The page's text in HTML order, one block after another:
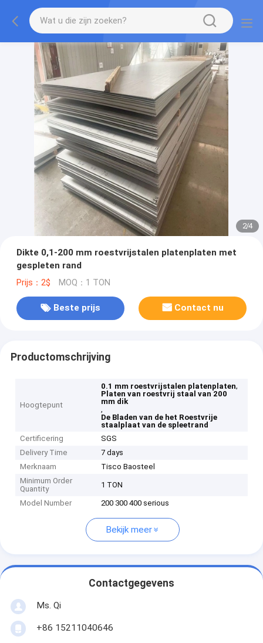
2/4
Dikte 0,1-200 mm roestvrijstalen platenplaten met
gespleten rand
Prijs：2$ MOQ：1 TON
Beste prijs Contact nu
Productomschrijving
Hoogtepunt
0.1 mm roestvrijstalen platenplaten,
Platen van roestvrij staal van 200
mm dik
,
De Bladen van de het Roestvrije
staalplaat van de spleetrand
Certificering
SGS
Delivery Time
7 days
Merknaam
Tisco Baosteel
Minimum Order
Quantity
1 TON
Model Number 200 300 400 serious
Bekijk meer
Contactgegevens
Ms. Qi
+86 15211040646